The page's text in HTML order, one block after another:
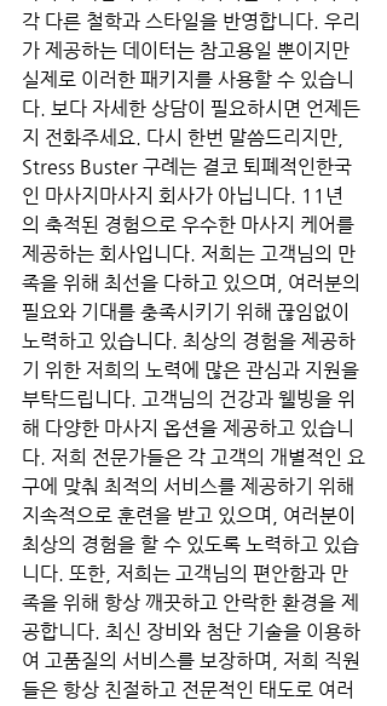
각 다른 철학과 스타일을 반영합니다. 우리
가 제공하는 데이터는 참고용일 뿐이지만
실제로 이러한 패키지를 사용할 수 있습니
다. 보다 자세한 상담이 필요하시면 언제든
지 전화주세요. 다시 한번 말씀드리지만,
Stress Buster 구례는 결코 퇴폐적인한국
인 마사지마사지 회사가 아닙니다. 11년
의 축적된 경험으로 우수한 마사지 케어를
제공하는 회사입니다. 저희는 고객님의 만
족을 위해 최선을 다하고 있으며, 여러분의
필요와 기대를 충족시키기 위해 끊임없이
노력하고 있습니다. 최상의 경험을 제공하
기 위한 저희의 노력에 많은 관심과 지원을
부탁드립니다. 고객님의 건강과 웰빙을 위
해 다양한 마사지 옵션을 제공하고 있습니
다. 저희 전문가들은 각 고객의 개별적인 요
구에 맞춰 최적의 서비스를 제공하기 위해
지속적으로 훈련을 받고 있으며, 여러분이
최상의 경험을 할 수 있도록 노력하고 있습
니다. 또한, 저희는 고객님의 편안함과 만
족을 위해 항상 깨끗하고 안락한 환경을 제
공합니다. 최신 장비와 첨단 기술을 이용하
여 고품질의 서비스를 보장하며, 저희 직원
들은 항상 친절하고 전문적인 태도로 여러